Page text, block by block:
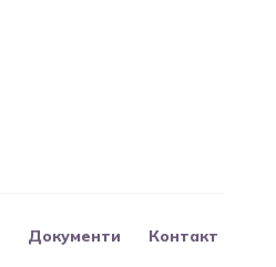
Документи Контакт